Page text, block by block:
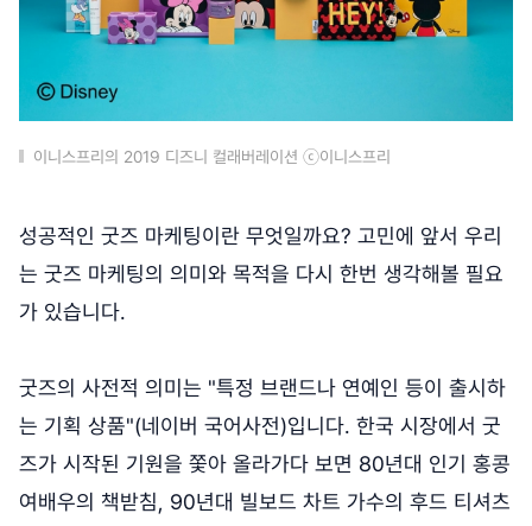
이니스프리의 2019 디즈니 컬래버레이션 ⓒ이니스프리
성공적인 굿즈 마케팅이란 무엇일까요? 고민에 앞서 우리
는 굿즈 마케팅의 의미와 목적을 다시 한번 생각해볼 필요
가 있습니다.
굿즈의 사전적 의미는 "특정 브랜드나 연예인 등이 출시하
는 기획 상품"(네이버 국어사전)입니다. 한국 시장에서 굿
즈가 시작된 기원을 쫓아 올라가다 보면 80년대 인기 홍콩
여배우의 책받침, 90년대 빌보드 차트 가수의 후드 티셔츠